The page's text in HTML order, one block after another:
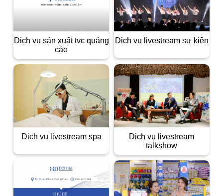
dịch vụ sản xuất tvc quảng
cáo
dịch vụ livestream sự kiện
dịch vụ livestream spa
dịch vụ livestream
talkshow